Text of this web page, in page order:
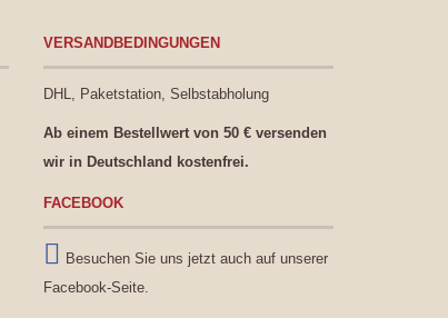
VERSANDBEDINGUNGEN
DHL, Paketstation, Selbstabholung
Ab einem Bestellwert von 50 € versenden
wir in Deutschland kostenfrei.
FACEBOOK
Besuchen Sie uns jetzt auch auf unserer
Facebook-Seite.